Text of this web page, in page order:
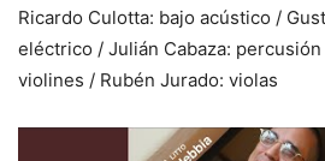
Ricardo Culotta: bajo acústico /
eléctrico / Julián Cabaza: percusión
violines / Rubén Jurado: violas